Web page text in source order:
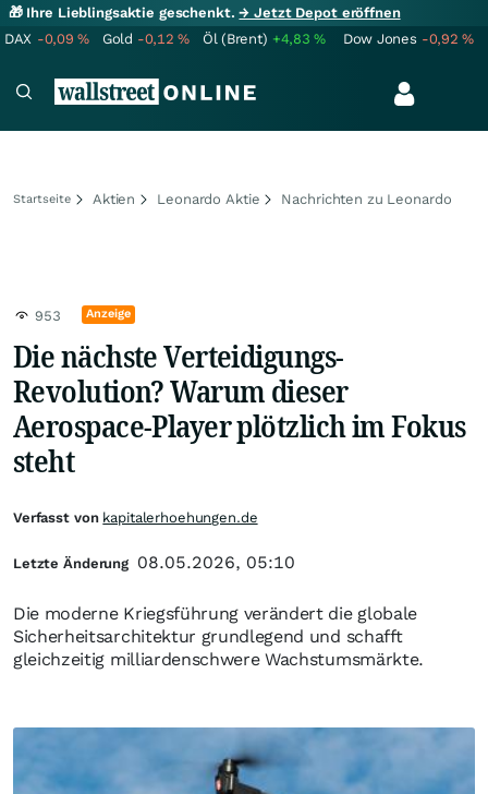
🎁 Ihre Lieblingsaktie geschenkt.→ Jetzt Depot eröffnen
DAX -0,09% Gold -0,12% Öl (Brent) +4,83% Dow Jones -0,92%
Startseite Aktien Leonardo Aktie Nachrichten zu Leonardo
953 Anzeige
Die nächste Verteidigungs-
Revolution? Warum dieser
Aerospace-Player plötzlich im Fokus
steht
Die moderne Kriegsführung verändert die globale
Sicherheitsarchitektur grundlegend und schafft
gleichzeitig milliardenschwere Wachstumsmärkte.
Verfasst von kapitalerhoehungen.de
Letzte Änderung 08.05.2026, 05:10